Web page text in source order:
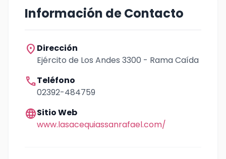
Información de Contacto
location_on Dirección
Ejército de Los Andes 3300 - Rama Caída
callTeléfono
02392-484759
languageSitio Web
www.lasacequiassanrafael.com/